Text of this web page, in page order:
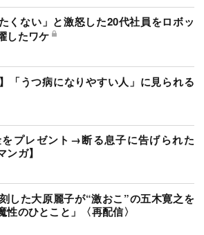
くない」と激怒した20代社員をロボッ
したワケ
「うつ病になりやすい人」に見られる
プレゼント→断る息子に告げられた
ンガ】
した大原麗子が“激おこ”の五木寛之を
のひとこと」〈再配信〉